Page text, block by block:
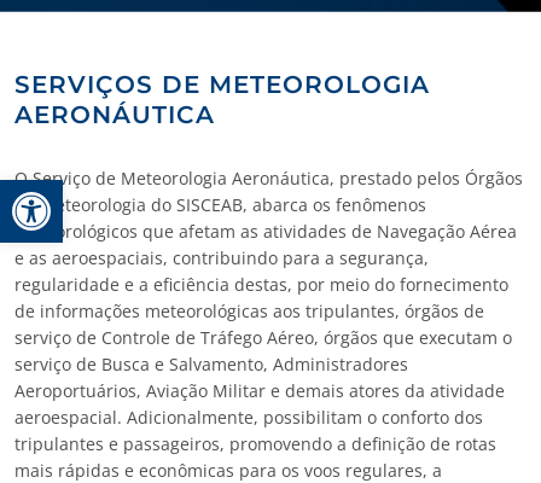
Barra de Ferramentas Aberta
SERVIÇOS DE METEOROLOGIA
AERONÁUTICA
O Serviço de Meteorologia Aeronáutica, prestado pelos Órgãos
de Meteorologia do SISCEAB, abarca os fenômenos
meteorológicos que afetam as atividades de Navegação Aérea
e as aeroespaciais, contribuindo para a segurança,
regularidade e a eficiência destas, por meio do fornecimento
de informações meteorológicas aos tripulantes, órgãos de
serviço de Controle de Tráfego Aéreo, órgãos que executam o
serviço de Busca e Salvamento, Administradores
Aeroportuários, Aviação Militar e demais atores da atividade
aeroespacial. Adicionalmente, possibilitam o conforto dos
tripulantes e passageiros, promovendo a definição de rotas
mais rápidas e econômicas para os voos regulares, a